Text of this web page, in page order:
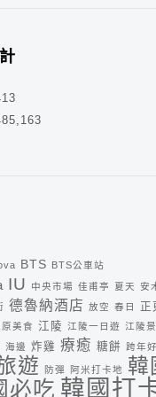
BTS BTS公車站
IU 中央市場 佳甫亭 夏天 安
德魯納酒店 放空 春日
正
美食 江陵 江陵一日遊 江陵
海邊 炸雞 療癒 糖餅 跨年
遊 防彈 阿米打卡地
韓
必吃 韓國打